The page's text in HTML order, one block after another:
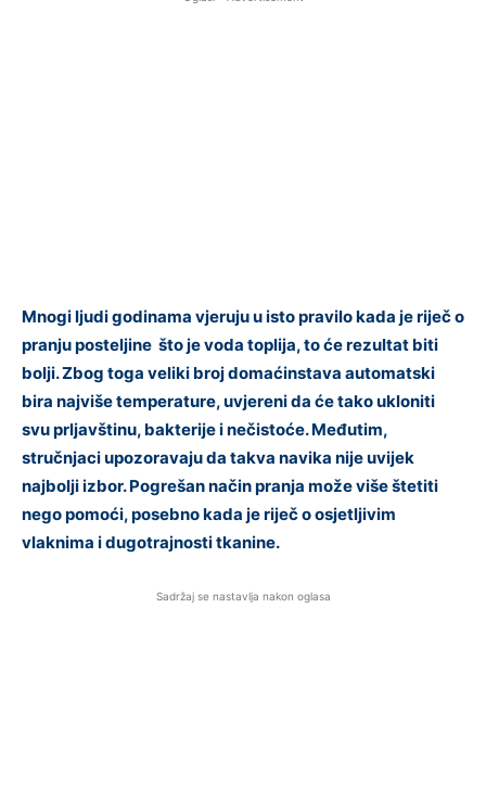
Mnogi ljudi godinama vjeruju u isto pravilo kada je riječ o
pranju posteljine što je voda toplija, to će rezultat biti
bolji. Zbog toga veliki broj domaćinstava automatski
bira najviše temperature, uvjereni da će tako ukloniti
svu prljavštinu, bakterije i nečistoće. Međutim,
stručnjaci upozoravaju da takva navika nije uvijek
najbolji izbor. Pogrešan način pranja može više štetiti
nego pomoći, posebno kada je riječ o osjetljivim
vlaknima i dugotrajnosti tkanine.
Sadržaj se nastavlja nakon oglasa